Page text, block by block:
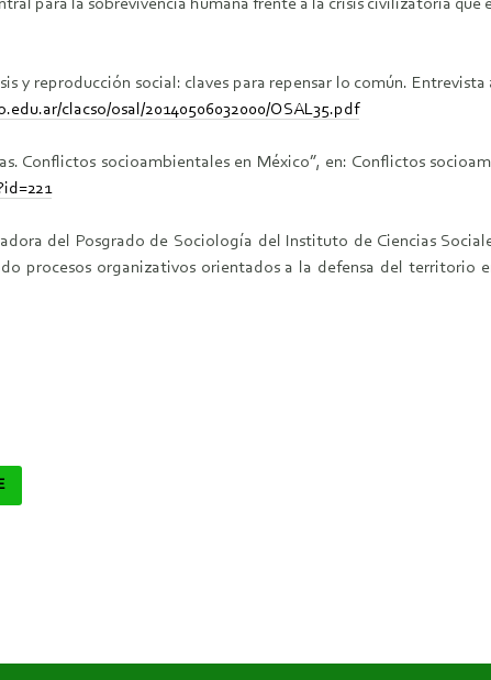
para la sobrevivencia humana frente a la crisis civilizatoria que
y reproducción social: claves para repensar lo común.
clacso/osal/20140506032000/OSAL35.pdf
Conflictos socioambientales en México”, en: Conflictos
del Posgrado de Sociología del Instituto de Ciencias
procesos organizativos orientados a la defensa del territorio